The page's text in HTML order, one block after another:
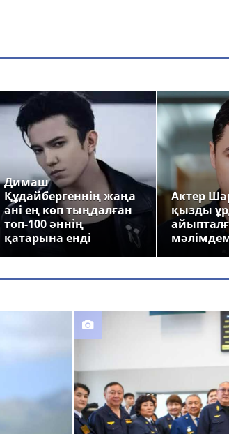
Димаш
Құдайбергеннің жаңа
әні ең көп тыңдалған
топ-100 әннің
қатарына енді
Актер
қызды